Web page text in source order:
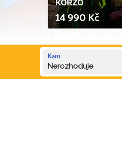
KORZO
14 990 Kč
Kam
Nerozhoduje